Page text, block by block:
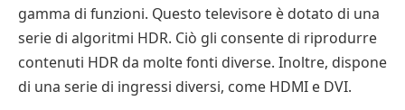
gamma di funzioni. Questo televisore è dotato di una
serie di algoritmi HDR. Ciò gli consente di riprodurre
contenuti HDR da molte fonti diverse. Inoltre, dispone
di una serie di ingressi diversi, come HDMI e DVI.